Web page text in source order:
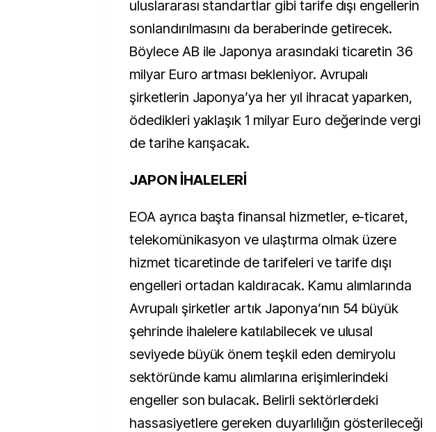
uluslararası standartlar gibi tarife dışı engellerin
sonlandırılmasını da beraberinde getirecek.
Böylece AB ile Japonya arasındaki ticaretin 36
milyar Euro artması bekleniyor. Avrupalı
şirketlerin Japonya’ya her yıl ihracat yaparken,
ödedikleri yaklaşık 1 milyar Euro değerinde vergi
de tarihe karışacak.
JAPON İHALELERİ
EOA ayrıca başta finansal hizmetler, e-ticaret,
telekomünikasyon ve ulaştırma olmak üzere
hizmet ticaretinde de tarifeleri ve tarife dışı
engelleri ortadan kaldıracak. Kamu alımlarında
Avrupalı şirketler artık Japonya’nın 54 büyük
şehrinde ihalelere katılabilecek ve ulusal
seviyede büyük önem teşkil eden demiryolu
sektöründe kamu alımlarına erişimlerindeki
engeller son bulacak. Belirli sektörlerdeki
hassasiyetlere gereken duyarlılığın gösterileceği